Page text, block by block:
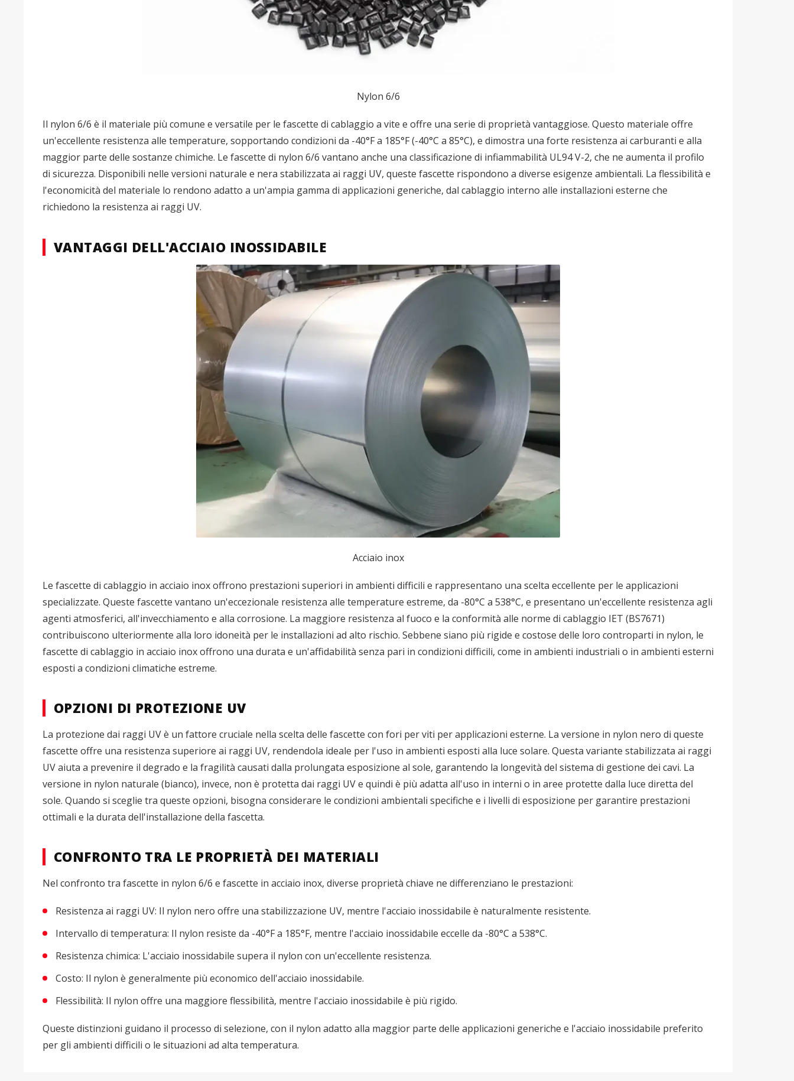
Nylon 6/6
Il nylon 6/6 è il materiale più comune e versatile per le fascette di cablaggio a vite e offre una serie di proprietà vantaggiose. Questo materiale offre
un'eccellente resistenza alle temperature, sopportando condizioni da -40°F a 185°F (-40°C a 85°C), e dimostra una forte resistenza ai carburanti e alla
maggior parte delle sostanze chimiche. Le fascette di nylon 6/6 vantano anche una classificazione di infiammabilità UL94 V-2, che ne aumenta il profilo
di sicurezza. Disponibili nelle versioni naturale e nera stabilizzata ai raggi UV, queste fascette rispondono a diverse esigenze ambientali. La flessibilità e
l'economicità del materiale lo rendono adatto a un'ampia gamma di applicazioni generiche, dal cablaggio interno alle installazioni esterne che
richiedono la resistenza ai raggi UV.
VANTAGGI DELL'ACCIAIO INOSSIDABILE
Acciaio inox
Le fascette di cablaggio in acciaio inox offrono prestazioni superiori in ambienti difficili e rappresentano una scelta eccellente per le applicazioni
specializzate. Queste fascette vantano un'eccezionale resistenza alle temperature estreme, da -80°C a 538°C, e presentano un'eccellente resistenza agli
agenti atmosferici, all'invecchiamento e alla corrosione. La maggiore resistenza al fuoco e la conformità alle norme di cablaggio IET (BS7671)
contribuiscono ulteriormente alla loro idoneità per le installazioni ad alto rischio. Sebbene siano più rigide e costose delle loro controparti in nylon, le
fascette di cablaggio in acciaio inox offrono una durata e un'affidabilità senza pari in condizioni difficili, come in ambienti industriali o in ambienti esterni
esposti a condizioni climatiche estreme.
OPZIONI DI PROTEZIONE UV
La protezione dai raggi UV è un fattore cruciale nella scelta delle fascette con fori per viti per applicazioni esterne. La versione in nylon nero di queste
fascette offre una resistenza superiore ai raggi UV, rendendola ideale per l'uso in ambienti esposti alla luce solare. Questa variante stabilizzata ai raggi
UV aiuta a prevenire il degrado e la fragilità causati dalla prolungata esposizione al sole, garantendo la longevità del sistema di gestione dei cavi. La
versione in nylon naturale (bianco), invece, non è protetta dai raggi UV e quindi è più adatta all'uso in interni o in aree protette dalla luce diretta del
sole. Quando si sceglie tra queste opzioni, bisogna considerare le condizioni ambientali specifiche e i livelli di esposizione per garantire prestazioni
ottimali e la durata dell'installazione della fascetta.
CONFRONTO TRA LE PROPRIETÀ DEI MATERIALI
Nel confronto tra fascette in nylon 6/6 e fascette in acciaio inox, diverse proprietà chiave ne differenziano le prestazioni:
Resistenza ai raggi UV: Il nylon nero offre una stabilizzazione UV, mentre l'acciaio inossidabile è naturalmente resistente.
Intervallo di temperatura: Il nylon resiste da -40°F a 185°F, mentre l'acciaio inossidabile eccelle da -80°C a 538°C.
Resistenza chimica: L'acciaio inossidabile supera il nylon con un'eccellente resistenza.
Costo: Il nylon è generalmente più economico dell'acciaio inossidabile.
Flessibilità: Il nylon offre una maggiore flessibilità, mentre l'acciaio inossidabile è più rigido.
Queste distinzioni guidano il processo di selezione, con il nylon adatto alla maggior parte delle applicazioni generiche e l'acciaio inossidabile preferito
per gli ambienti difficili o le situazioni ad alta temperatura.